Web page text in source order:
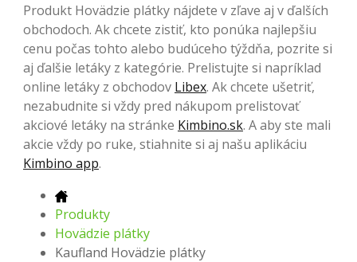
Produkt Hovädzie plátky nájdete v zľave aj v ďalších
obchodoch. Ak chcete zistiť, kto ponúka najlepšiu
cenu počas tohto alebo budúceho týždňa, pozrite si
aj ďalšie letáky z kategórie. Prelistujte si napríklad
online letáky z obchodov Libex. Ak chcete ušetriť,
nezabudnite si vždy pred nákupom prelistovať
akciové letáky na stránke Kimbino.sk. A aby ste mali
akcie vždy po ruke, stiahnite si aj našu aplikáciu
Kimbino app.
Produkty
Hovädzie plátky
Kaufland Hovädzie plátky